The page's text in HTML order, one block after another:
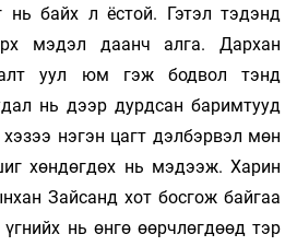
нь байх л ёстой. Гэтэл тэдэнд
мэдэл даанч алга. Дархан
уул юм гэж бодвол тэнд
нь дээр дурдсан баримтууд
нэгэн цагт дэлбэрвэл мөн
хөндөгдөх нь мэдээж. Харин
Зайсанд хот босгож байгаа
нь өнгө өөрчлөгдөөд тэр